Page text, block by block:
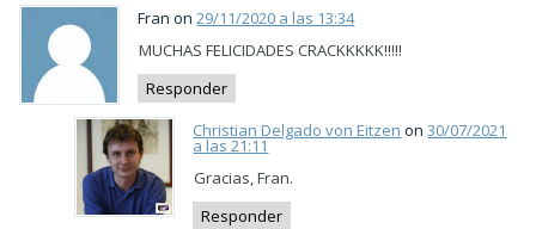
Fran on29/11/2020 a las 13:34
MUCHAS FELICIDADES CRACKKKKK!!!!!
Responder
Christian Delgado von Eitzen on30/07/2021
a las 21:11
Gracias, Fran.
Responder